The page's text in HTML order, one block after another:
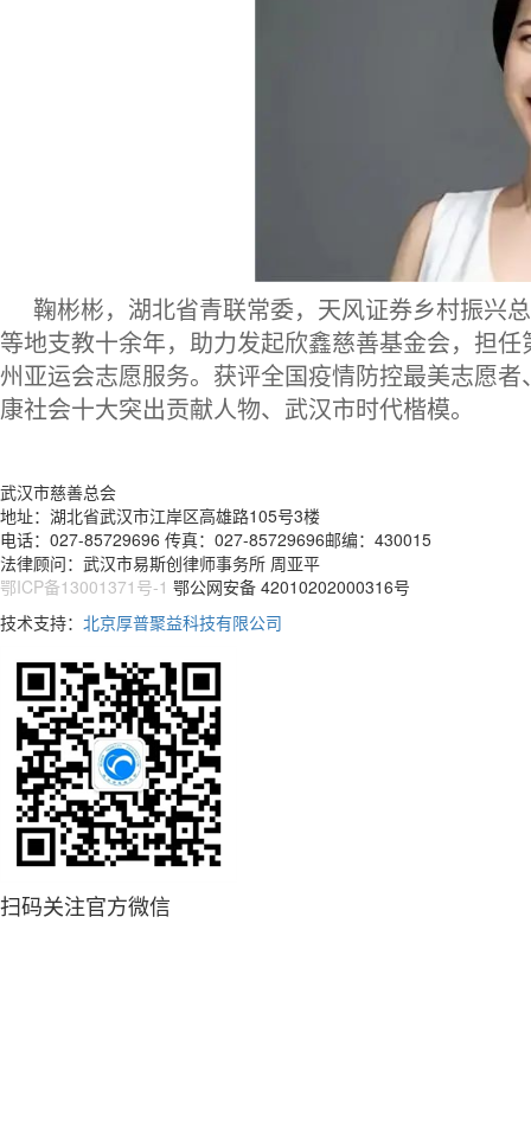
鞠彬彬，湖北省青联常委，天风证券乡村振兴
等地支教十余年，助力发起欣鑫慈善基金会，担
州亚运会志愿服务。获评全国疫情防控最美志愿
康社会十大突出贡献人物、武汉市时代楷模。
武汉市慈善总会
地址：湖北省武汉市江岸区高雄路105号3楼
电话：027-85729696 传真：027-85729696邮编：430015
法律顾问：武汉市易斯创律师事务所 周亚平
鄂ICP备13001371号-1 鄂公网安备 42010202000316号
技术支持： 北京厚普聚益科技有限公司
扫码关注官方微信